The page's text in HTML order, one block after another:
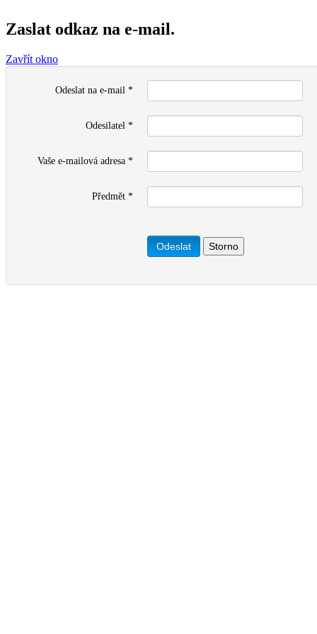
Zaslat odkaz na e-mail.
Zavřít okno
Odeslat na e-mail *
Odesilatel *
Vaše e-mailová adresa *
Předmět *
Odeslat Storno